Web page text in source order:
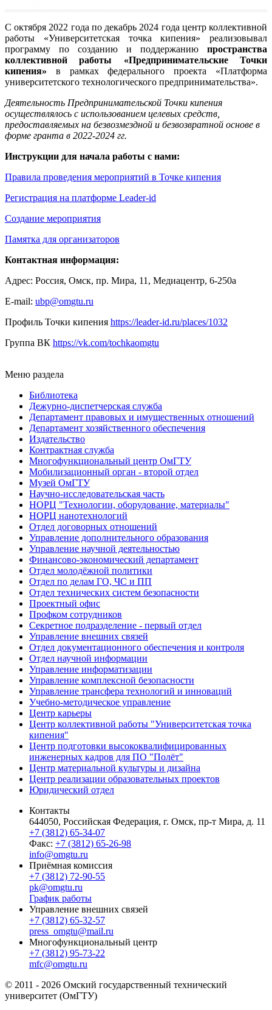
С октября 2022 года по декабрь 2024 года центр коллективной
работы «Университетская точка кипения» реализовывал
программу по созданию и поддержанию пространства
коллективной работы «Предпринимательские Точки
кипения» в рамках федерального проекта «Платформа
университетского технологического предпринимательства».
Деятельность Предпринимательской Точки кипения
осуществлялось с использованием целевых средств,
предоставляемых на безвозмездной и безвозвратной основе в
форме гранта в 2022-2024 гг.
Инструкции для начала работы с нами:
Правила проведения мероприятий в Точке кипения
Регистрация на платформе Leader-id
Создание мероприятия
Памятка для организаторов
Контактная информация:
Адрес: Россия, Омск, пр. Мира, 11, Медиацентр, 6-250а
E-mail: ubp@omgtu.ru
Профиль Точки кипения https://leader-id.ru/places/1032
Группа ВК https://vk.com/tochkaomgtu
Меню раздела
Библиотека
Дежурно-диспетчерская служба
Департамент правовых и имущественных отношений
Департамент хозяйственного обеспечения
Издательство
Контрактная служба
Многофункциональный центр ОмГТУ
Мобилизационный орган - второй отдел
Музей ОмГТУ
Научно-исследовательская часть
НОРЦ "Технологии, оборудование, материалы"
НОРЦ нанотехнологий
Отдел договорных отношений
Управление дополнительного образования
Управление научной деятельностью
Финансово-экономический департамент
Отдел молодёжной политики
Отдел по делам ГО, ЧС и ПП
Отдел технических систем безопасности
Проектный офис
Профком сотрудников
Секретное подразделение - первый отдел
Управление внешних связей
Отдел документационного обеспечения и контроля
Отдел научной информации
Управление информатизации
Управление комплексной безопасности
Управление трансфера технологий и инноваций
Учебно-методическое управление
Центр карьеры
Центр коллективной работы "Университетская точка
кипения"
Центр подготовки высококвалифицированных
инженерных кадров для ПО "Полёт"
Центр материальной культуры и дизайна
Центр реализации образовательных проектов
Юридический отдел
Контакты
644050, Российская Федерация, г. Омск, пр-т Мира, д. 11
+7 (3812) 65-34-07
Факс: +7 (3812) 65-26-98
info@omgtu.ru
Приёмная комиссия
+7 (3812) 72-90-55
pk@omgtu.ru
График работы
Управление внешних связей
+7 (3812) 65-32-57
press_omgtu@mail.ru
Многофункциональный центр
+7 (3812) 95-73-22
mfc@omgtu.ru
© 2011 - 2026 Омский государственный технический
университет (ОмГТУ)